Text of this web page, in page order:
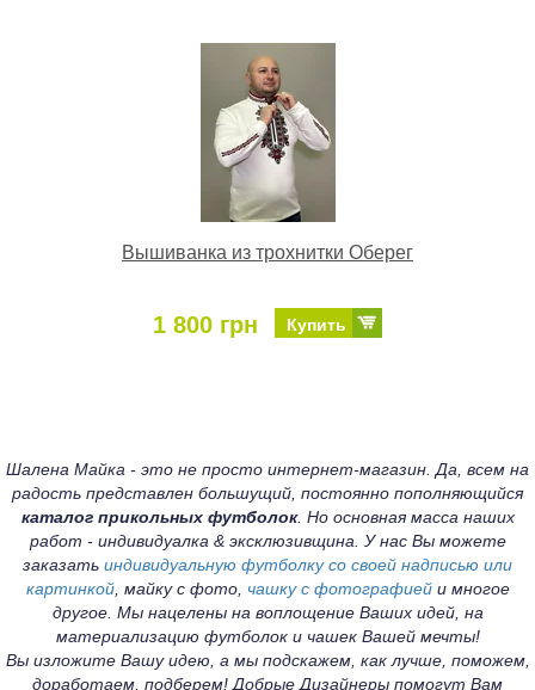
Вышиванка из трохнитки Оберег
1 800 грн Купить
Шалена Майка - это не просто интернет-магазин. Да, всем на
радость представлен большущий, постоянно пополняющийся
каталог прикольных футболок. Но основная масса наших
работ - индивидуалка & эксклюзивщина. У нас Вы можете
заказать индивидуальную футболку со своей надписью или
картинкой, майку с фото, чашку с фотографиейи многое
другое. Мы нацелены на воплощение Ваших идей, на
материализацию футболок и чашек Вашей мечты!
Вы изложите Вашу идею, а мы подскажем, как лучше, поможем,
доработаем, подберем! Добрые Дизайнеры помогут Вам